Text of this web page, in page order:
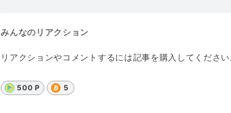
みんなのリアクション
リアクションやコメントするには記事を購入してください
500 P 5